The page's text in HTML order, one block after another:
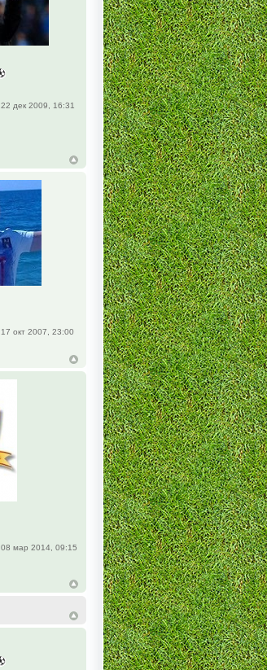
22 дек 2009, 16:31
17 окт 2007, 23:00
08 мар 2014, 09:15